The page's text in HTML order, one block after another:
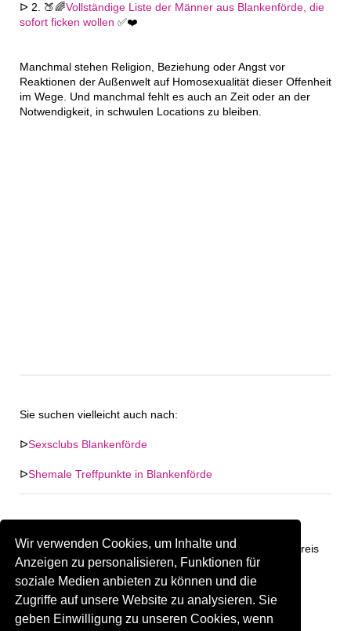
Wir verwenden Cookies, um Inhalte und
Anzeigen zu personalisieren, Funktionen für
soziale Medien anbieten zu können und die
Zugriffe auf unsere Website zu analysieren. Sie
geben Einwilligung zu unseren Cookies, wenn
ᐅ 2. 🍑🌈Vollständige Liste der Männer aus Blankenförde, die
sofort ficken wollen ✅❤️
Manchmal stehen Religion, Beziehung oder Angst vor
Reaktionen der Außenwelt auf Homosexualität dieser Offenheit
im Wege. Und manchmal fehlt es auch an Zeit oder an der
Notwendigkeit, in schwulen Locations zu bleiben.
Sie suchen vielleicht auch nach:
ᐅSexsclubs Blankenförde
ᐅShemale Treffpunkte in Blankenförde
Keine Firma in "Blankenförde" gefunden. Firmen im Umkreis
von "Blankenförde".
303.12 km Gay Treffpunkt Greiz
Sind Sie oder kennen Sie eine(n) Gay Treffpunkt in